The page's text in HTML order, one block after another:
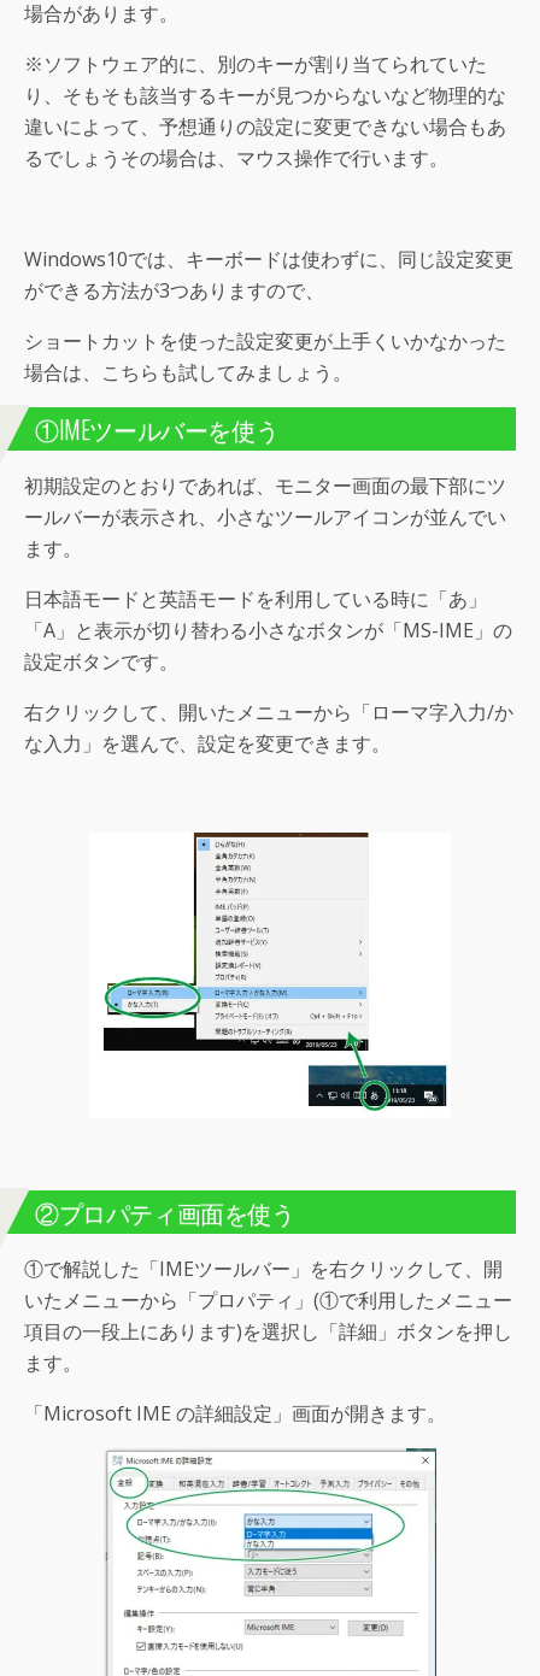
場合があります。
※ソフトウェア的に、別のキーが割り当てられていた
り、そもそも該当するキーが見つからないなど物理的な
違いによって、予想通りの設定に変更できない場合もあ
るでしょうその場合は、マウス操作で行います。
Windows10では、キーボードは使わずに、同じ設定変更
ができる方法が3つありますので、
ショートカットを使った設定変更が上手くいかなかった
場合は、こちらも試してみましょう。
①IMEツールバーを使う
初期設定のとおりであれば、モニター画面の最下部にツ
ールバーが表示され、小さなツールアイコンが並んでい
ます。
日本語モードと英語モードを利用している時に「あ」
「A」と表示が切り替わる小さなボタンが「MS-IME」の
設定ボタンです。
右クリックして、開いたメニューから「ローマ字入力/か
な入力」を選んで、設定を変更できます。
②プロパティ画面を使う
①で解説した「IMEツールバー」を右クリックして、開
いたメニューから「プロパティ」(①で利用したメニュー
項目の一段上にあります)を選択し「詳細」ボタンを押し
ます。
「Microsoft IME の詳細設定」画面が開きます。